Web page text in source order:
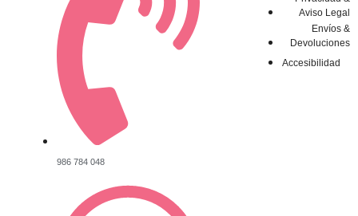
986 784 048
Aviso Legal
Envíos &
Devoluciones
Accesibilidad